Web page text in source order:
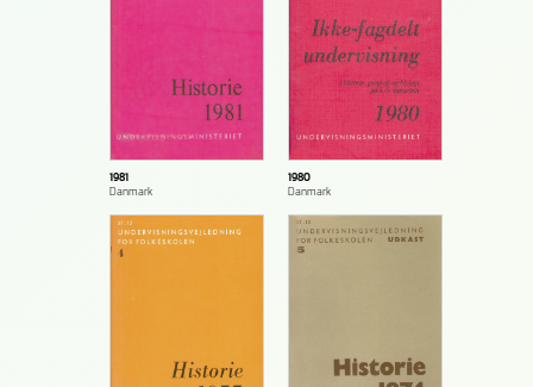
1981
Danmark
1980
Danmark